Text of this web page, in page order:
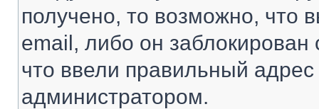
получено, то возможно, что
email, либо он
что ввели правильный адрес
администратором.